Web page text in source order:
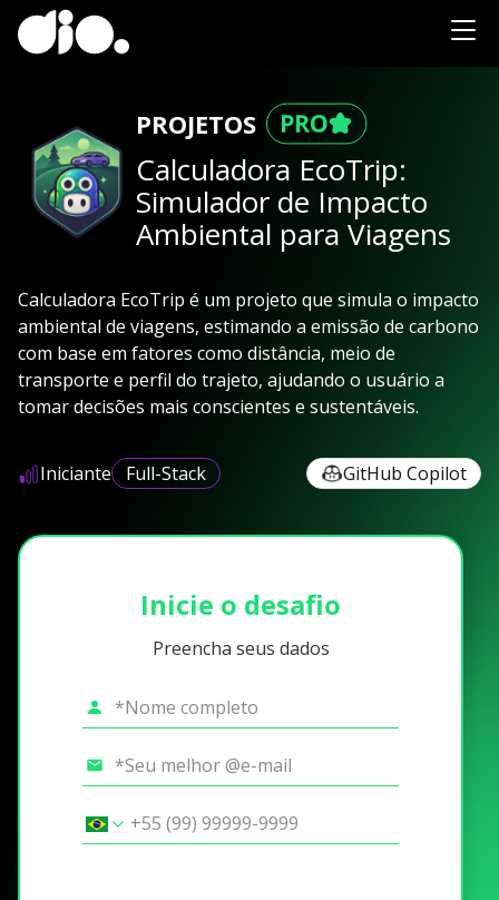
PROJETOS
Calculadora EcoTrip:
Simulador de Impacto
Ambiental para Viagens
Calculadora EcoTrip é um projeto que simula o impacto
ambiental de viagens, estimando a emissão de carbono
com base em fatores como distância, meio de
transporte e perfil do trajeto, ajudando o usuário a
tomar decisões mais conscientes e sustentáveis.
Iniciante Full-Stack GitHub Copilot
Inicie o desafio
Preencha seus dados